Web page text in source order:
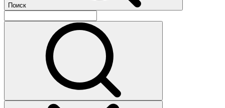
Поиск